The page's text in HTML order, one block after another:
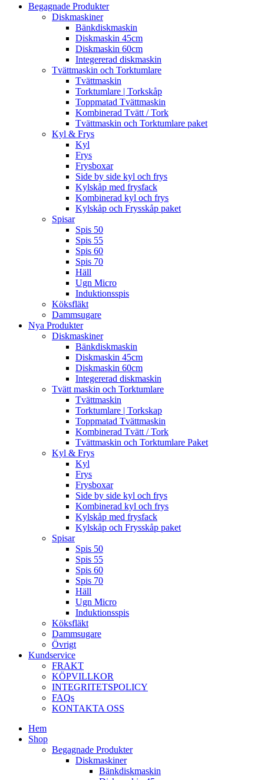
Begagnade Produkter
Diskmaskiner
Bänkdiskmaskin
Diskmaskin 45cm
Diskmaskin 60cm
Integererad diskmaskin
Tvättmaskin och Torktumlare
Tvättmaskin
Torktumlare | Torkskåp
Toppmatad Tvättmaskin
Kombinerad Tvätt / Tork
Tvättmaskin och Torktumlare paket
Kyl & Frys
Kyl
Frys
Frysboxar
Side by side kyl och frys
Kylskåp med frysfack
Kombinerad kyl och frys
Kylskåp och Frysskåp paket
Spisar
Spis 50
Spis 55
Spis 60
Spis 70
Häll
Ugn Micro
Induktionsspis
Köksfläkt
Dammsugare
Nya Produkter
Diskmaskiner
Bänkdiskmaskin
Diskmaskin 45cm
Diskmaskin 60cm
Integererad diskmaskin
Tvätt maskin och Torktumlare
Tvättmaskin
Torktumlare | Torkskap
Toppmatad Tvättmaskin
Kombinerad Tvätt / Tork
Tvättmaskin och Torktumlare Paket
Kyl & Frys
Kyl
Frys
Frysboxar
Side by side kyl och frys
Kombinerad kyl och frys
Kylskåp med frysfack
Kylskåp och Frysskåp paket
Spisar
Spis 50
Spis 55
Spis 60
Spis 70
Häll
Ugn Micro
Induktionsspis
Köksfläkt
Dammsugare
Övrigt
Kundservice
FRAKT
KÖPVILLKOR
INTEGRITETSPOLICY
FAQs
KONTAKTA OSS
Hem
Shop
Begagnade Produkter
Diskmaskiner
Bänkdiskmaskin